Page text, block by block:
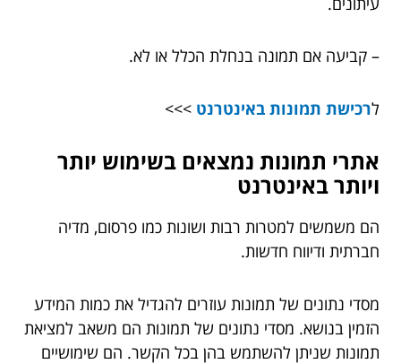
– קביעה אם תמונה בנחלת הכלל או לא.
לרכישת תמונות באינטרנט >>>
אתרי תמונות נמצאים בשימוש יותר
ויותר באינטרנט
הם משמשים למטרות רבות ושונות כמו פרסום, מדיה
חברתית ודיווח חדשות.
מסדי נתונים של תמונות עוזרים להגדיל את כמות המידע
הזמין בנושא. מסדי נתונים של תמונות הם משאב למציאת
תמונות שניתן להשתמש בהן בכל הקשר. הם שימושיים